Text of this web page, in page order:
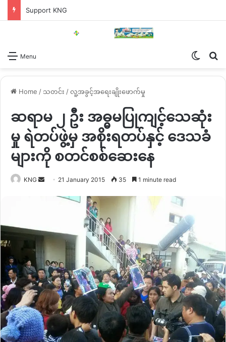
Support KNG
Menu
Home / သတင်း /လူ့အခွင့်အရေးချိုးဖောက်မှု
ဆရာမ ၂ ဦး အဓ္ဓမပြုကျင့်သေဆုံး
မှု ရဲတပ်ဖွဲ့မှ အစိုးရတပ်နှင့် ဒေသခံ
များကို စတင်စစ်ဆေးနေ
KNG
Send 21 January 2015 35 1 minute read